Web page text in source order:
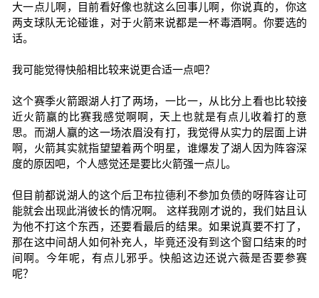
大一点儿啊，目前看好像也就这么回事儿啊，你说真的，你这
两支球队无论碰谁，对于火箭来说都是一杯毒酒啊。你要选的
话。
我可能觉得快船相比较来说更合适一点吧？
这个赛季火箭跟湖人打了两场，一比一，从比分上看也比较接
近火箭赢的比赛我感觉啊啊，天上也就是有点儿收着打的意
思。而湖人赢的这一场浓眉没有打，我觉得从实力的层面上讲
啊，火箭其实就指望望着两个明星，谁爆发了湖人因为阵容深
度的原因吧，个人感觉还是要比火箭强一点儿。
但目前都说湖人的这个后卫布拉德利不参加负债的呀阵容让可
能就会出现此消彼长的情况啊。 这样我刚才说的，我们姑且认
为他不打这个东西，还要看最后的结果。如果说真要不打了，
那在这中间胡人如何补充人，毕竟还没有到这个窗口结束的时
间啊。今年呢，有点儿邪乎。快船这边还说六薇是否要参赛
呢？